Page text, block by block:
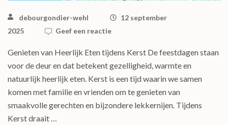
debourgondier-wehl
12 september
2025
Geef een reactie
Genieten van Heerlijk Eten tijdens Kerst De feestdagen staan
voor de deur en dat betekent gezelligheid, warmte en
natuurlijk heerlijk eten. Kerst is een tijd waarin we samen
komen met familie en vrienden om te genieten van
smaakvolle gerechten en bijzondere lekkernijen. Tijdens
Kerst draait …